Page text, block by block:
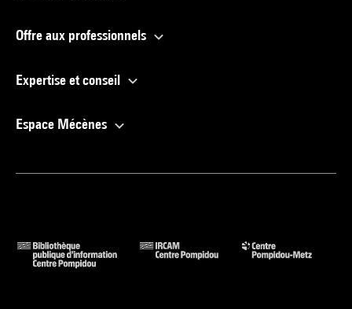
Offre aux professionnels
Expertise et conseil
Espace Mécènes